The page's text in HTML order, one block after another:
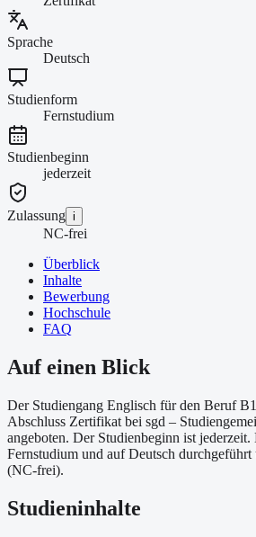
Sprache
Deutsch
Studienform
Fernstudium
Studienbeginn
jederzeit
Zulassung i
NC-frei
Überblick
Inhalte
Bewerbung
Hochschule
FAQ
Auf einen Blick
Der Studiengang Englisch für den Beruf
Abschluss Zertifikat bei sgd –
angeboten. Der Studienbeginn ist
Fernstudium und auf Deutsch durchgeführt
(NC-frei).
Studieninhalte